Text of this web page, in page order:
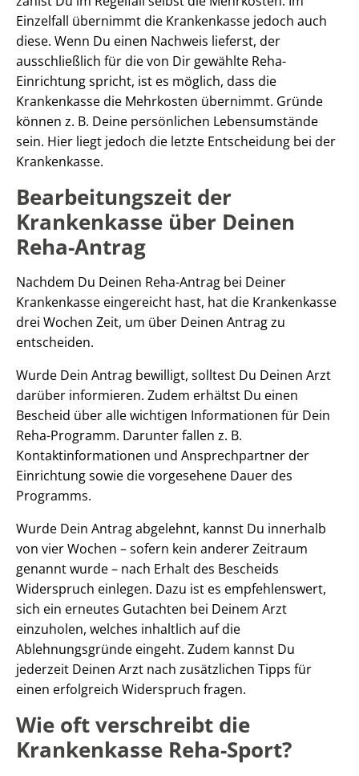
Einzelfall übernimmt die Krankenkasse jedoch auch
diese. Wenn Du einen Nachweis lieferst, der
ausschließlich für die von Dir gewählte Reha-
Einrichtung spricht, ist es möglich, dass die
Krankenkasse die Mehrkosten übernimmt. Gründe
können z. B. Deine persönlichen Lebensumstände
sein. Hier liegt jedoch die letzte Entscheidung bei der
Krankenkasse.
Bearbeitungszeit der
Krankenkasse über Deinen
Reha-Antrag
Nachdem Du Deinen Reha-Antrag bei Deiner
Krankenkasse eingereicht hast, hat die Krankenkasse
drei Wochen Zeit, um über Deinen Antrag zu
entscheiden.
Wurde Dein Antrag bewilligt, solltest Du Deinen Arzt
darüber informieren. Zudem erhältst Du einen
Bescheid über alle wichtigen Informationen für Dein
Reha-Programm. Darunter fallen z. B.
Kontaktinformationen und Ansprechpartner der
Einrichtung sowie die vorgesehene Dauer des
Programms.
Wurde Dein Antrag abgelehnt, kannst Du innerhalb
von vier Wochen – sofern kein anderer Zeitraum
genannt wurde – nach Erhalt des Bescheids
Widerspruch einlegen. Dazu ist es empfehlenswert,
sich ein erneutes Gutachten bei Deinem Arzt
einzuholen, welches inhaltlich auf die
Ablehnungsgründe eingeht. Zudem kannst Du
jederzeit Deinen Arzt nach zusätzlichen Tipps für
einen erfolgreich Widerspruch fragen.
Wie oft verschreibt die
Krankenkasse Reha-Sport?